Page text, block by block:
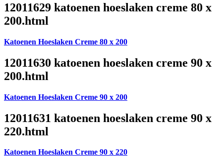
12011629 katoenen hoeslaken creme 80 x
200.html
Katoenen Hoeslaken Creme 80 x 200
12011630 katoenen hoeslaken creme 90 x
200.html
Katoenen Hoeslaken Creme 90 x 200
12011631 katoenen hoeslaken creme 90 x
220.html
Katoenen Hoeslaken Creme 90 x 220